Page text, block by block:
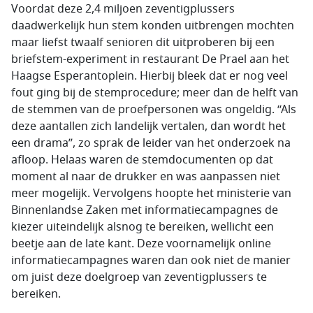
Voordat deze 2,4 miljoen zeventigplussers
daadwerkelijk hun stem konden uitbrengen mochten
maar liefst twaalf senioren dit uitproberen bij een
briefstem-experiment in restaurant De Prael aan het
Haagse Esperantoplein. Hierbij bleek dat er nog veel
fout ging bij de stemprocedure; meer dan de helft van
de stemmen van de proefpersonen was ongeldig. ‘‘Als
deze aantallen zich landelijk vertalen, dan wordt het
een drama’’, zo sprak de leider van het onderzoek na
afloop. Helaas waren de stemdocumenten op dat
moment al naar de drukker en was aanpassen niet
meer mogelijk. Vervolgens hoopte het ministerie van
Binnenlandse Zaken met informatiecampagnes de
kiezer uiteindelijk alsnog te bereiken, wellicht een
beetje aan de late kant. Deze voornamelijk online
informatiecampagnes waren dan ook niet de manier
om juist deze doelgroep van zeventigplussers te
bereiken.